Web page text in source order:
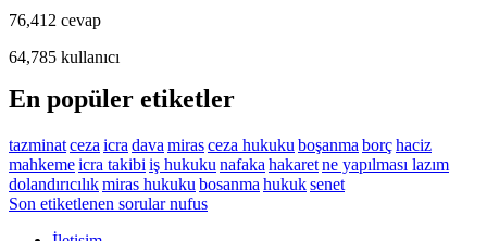
76,412 cevap
64,785 kullanıcı
En popüler etiketler
tazminatceza icra dava mirasceza hukuku boşanma borçhaciz
mahkemeicra takibi iş hukuku nafaka hakaretne yapılması lazım
dolandırıcılıkmiras hukuku bosanma hukuksenet
Son etiketlenen sorular nufus